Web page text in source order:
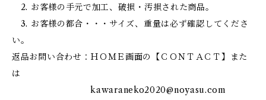
2. お客様の手元で加工、破損・汚損された商品。
3. お客様の都合・・・サイズ、重量は必ず確認してくださ
い。
返品お問い合わせ：ＨＯＭＥ画面の【ＣＯＮＴＡＣＴ】また
は
kawaraneko2020@noyasu.com